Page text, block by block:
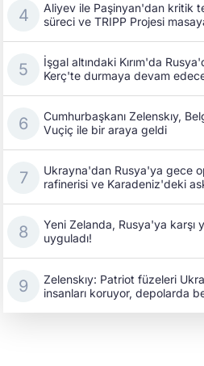
Aliyev ile Paşinyan'dan kritik
süreci ve TRIPP Projesi
İşgal altındaki Kırım'da
Kerç'te durmaya devam
Cumhurbaşkanı Zelenskıy,
Vuçiç ile bir araya geldi
Ukrayna'dan Rusya'ya gece
rafinerisi ve Karadeniz'deki
Yeni Zelanda, Rusya'ya karşı
uyguladı!
Zelenskıy: Patriot füzeleri
insanları koruyor, depolarda